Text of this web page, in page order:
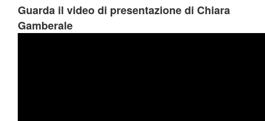
Guarda il video di presentazione di Chiara
Gamberale